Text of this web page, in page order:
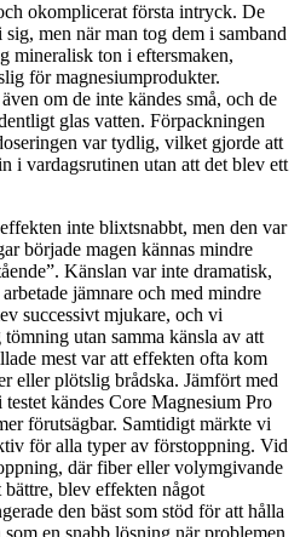
okomplicerat första intryck. De
men när man tog dem i samband
mineralisk ton i eftersmaken,
för magnesiumprodukter.
om de inte kändes små, och de
glas vatten. Förpackningen
var tydlig, vilket gjorde att
i vardagsrutinen utan att det blev ett
inte blixtsnabbt, men den var
började magen kännas mindre
Känslan var inte dramatisk,
jämnare och med mindre
successivt mjukare, och vi
utan samma känsla av att
mest var att effekten ofta kom
eller plötslig brådska. Jämfört med
kändes Core Magnesium Pro
förutsägbar. Samtidigt märkte vi
för alla typer av förstoppning. Vid
där fiber eller volymgivande
bättre, blev effekten något
den bäst som stöd för att hålla